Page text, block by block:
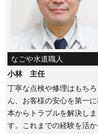
なごや水道職人
小林 主任
丁寧な点検や修理はもちろ
ん、お客様の安心を第一に
本からトラブルを解決しま
す。これまでの経験を活か